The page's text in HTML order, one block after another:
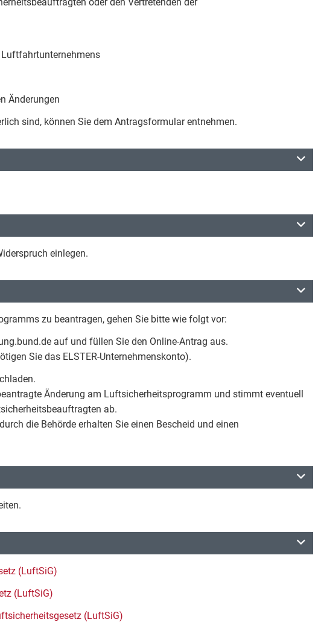
Luftfahrtunternehmens
Änderungen
sind, können Sie dem Antragsformular entnehmen.
einlegen.
zu beantragen, gehen Sie bitte wie folgt vor:
auf und füllen Sie den Online-Antrag aus.
Sie das ELSTER-Unternehmenskonto).
Änderung am Luftsicherheitsprogramm und stimmt eventuell
ab.
die Behörde erhalten Sie einen Bescheid und einen
(LuftSiG)
(LuftSiG)
(LuftSiG)